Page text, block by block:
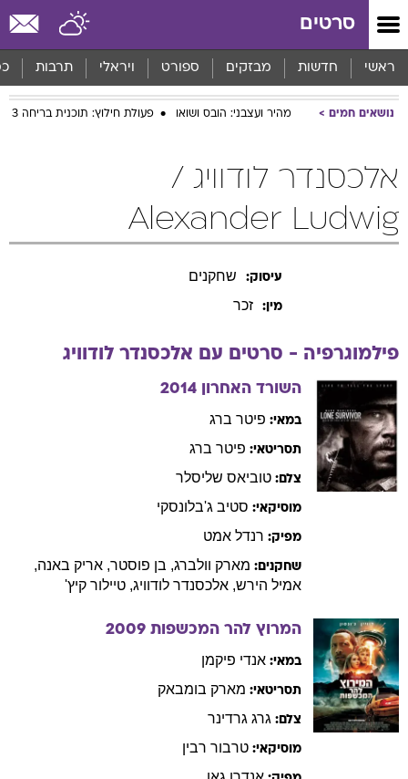
סרטים
ראשי חדשות מבזקים ספורט ויראלי תרבות
נושאים חמים מהיר ועצבני: הובס ושואו פעולת חילוץ: תוכנית בריחה 3
אלכסנדר לודוויג /
Alexander Ludwig
עיסוק: שחקנים
מין: זכר
פילמוגרפיה - סרטים עם אלכסנדר לודוויג
השורד האחרון 2014
במאי: פיטר ברג
תסריטאי: פיטר ברג
צלם: טוביאס שליסלר
מוסיקאי: סטיב ג'בלונסקי
מפיק: רנדל אמט
שחקנים: מארק וולברג, בן פוסטר, אריק באנה,
אמיל הירש, אלכסנדר לודוויג, טיילור קיץ'
המרוץ להר המכשפות 2009
במאי: אנדי פיקמן
תסריטאי: מארק בומבאק
צלם: גרג גרדינר
מוסיקאי: טרבור רבין